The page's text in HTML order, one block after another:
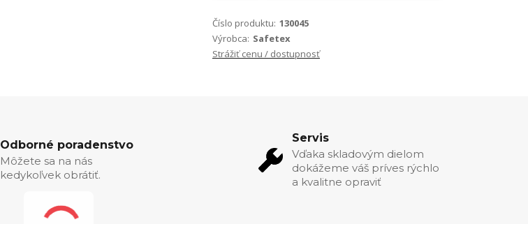
Číslo produktu: 130045
Výrobca: Safetex
Strážiť cenu / dostupnosť
Odborné poradenstvo
Môžete sa na nás
kedykoľvek obrátiť.
Servis
Vďaka skladovým dielom
dokážeme váš príves rýchlo
a kvalitne opraviť